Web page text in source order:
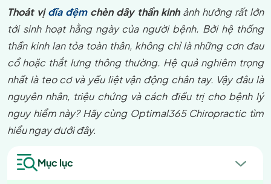
Thoát vịđĩa đệmchèn dây thần kinh ảnh hưởng rất lớn
tới sinh hoạt hằng ngày của người bệnh. Bởi hệ thống
thần kinh lan tỏa toàn thân, không chỉ là những cơn đau
cổ hoặc thắt lưng thông thường. Hệ quả nghiêm trọng
nhất là teo cơ và yếu liệt vận động chân tay. Vậy đâu là
nguyên nhân, triệu chứng và cách điều trị cho bệnh lý
nguy hiểm này? Hãy cùng Optimal365 Chiropractic tìm
hiểu ngay dưới đây.
Mục lục